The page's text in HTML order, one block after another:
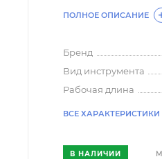
ПОЛНОЕ ОПИСАНИЕ
Бренд
Вид инструмента
Рабочая длина
ВСЕ ХАРАКТЕРИСТИКИ
В НАЛИЧИИ